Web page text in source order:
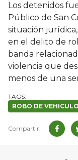
Los detenidos
Público de San
situación
en el delito de
banda
violencia que
menos de una
ROBO DE